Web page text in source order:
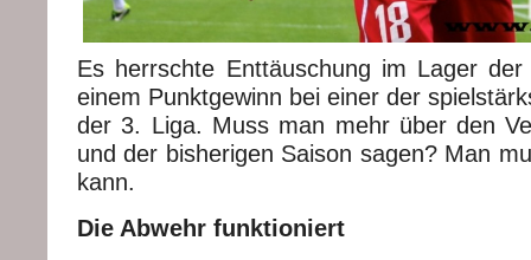
Es herrschte Enttäuschung im Lager
einem Punktgewinn bei einer der
der 3. Liga. Muss man mehr über den
und der bisherigen Saison sagen? Man
kann.
Die Abwehr funktioniert